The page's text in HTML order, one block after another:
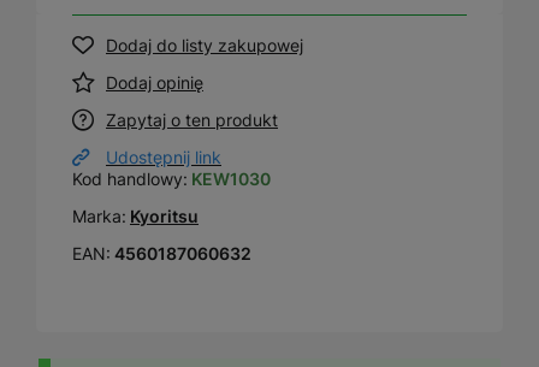
Dodaj do listy zakupowej
Dodaj opinię
Zapytaj o ten produkt
Udostępnij link
Kod handlowy: KEW1030
Marka: Kyoritsu
EAN: 4560187060632